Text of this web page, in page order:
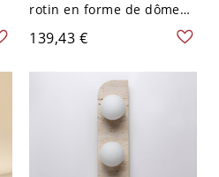
rotin en forme de dôme
de style asiatique avec 3
têtes et abat-jour beige
pour restaurant
139,43 €